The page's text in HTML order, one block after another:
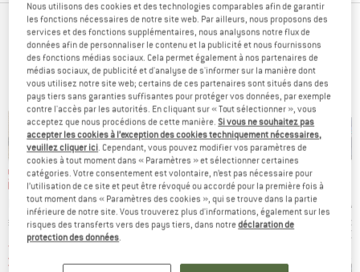
PRODUITS PHARES DE TES MARQUES
PRÉFÉRÉES
group
réduit
de
%
MARQUE
PATAGONIA
Article
Wavefarer Bucket Hat
Product group
Chapeau
Prix
Prix réduit
Remise
-35 %
MARQUE
PATAGONIA
Article
Kid's Trucker Hat
Product group
Casquette
22,37 €
Remise
Jusqu'à -36 %
Article
P-6
Nous utilisons des cookies et des technologies comparables afin de garantir
les fonctions nécessaires de notre site web. Par ailleurs, nous proposons des
services et des fonctions supplémentaires, nous analysons notre flux de
données afin de personnaliser le contenu et la publicité et nous fournissons
des fonctions médias sociaux. Cela permet également à nos partenaires de
médias sociaux, de publicité et d'analyse de s'informer sur la manière dont
vous utilisez notre site web; certains de ces partenaires sont situés dans des
pays tiers sans garanties suffisantes pour protéger vos données, par exemple
contre l'accès par les autorités. En cliquant sur « Tout sélectionner », vous
acceptez que nous procédions de cette manière.Si vous ne souhaitez pas
accepter les cookies à l’exception des cookies techniquement nécessaires,
veuillez cliquer ici. Cependant, vous pouvez modifier vos paramètres de
cookies à tout moment dans « Paramètres » et sélectionner certaines
catégories. Votre consentement est volontaire, n’est pas nécessaire pour
l’utilisation de ce site et peut être révoqué ou accordé pour la première fois à
tout moment dans « Paramètres des cookies », qui se trouve dans la partie
inférieure de notre site. Vous trouverez plus d'informations, également sur les
risques des transferts vers des pays tiers, dans notredéclaration de
protection des données.